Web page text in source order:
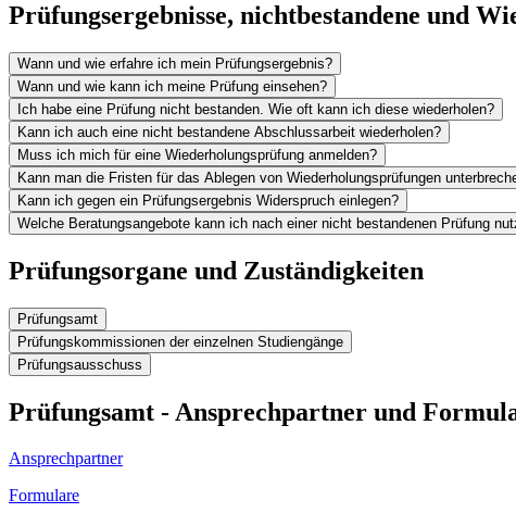
Prüfungsergebnisse, nichtbestandene und
Wann und wie erfahre ich mein Prüfungsergebnis?
Wann und wie kann ich meine Prüfung einsehen?
Ich habe eine Prüfung nicht bestanden. Wie oft kann ich diese wiederholen?
Kann ich auch eine nicht bestandene Abschlussarbeit wiederholen?
Muss ich mich für eine Wiederholungsprüfung anmelden?
Kann man die Fristen für das Ablegen von Wiederholungsprüfungen
Kann ich gegen ein Prüfungsergebnis Widerspruch einlegen?
Welche Beratungsangebote kann ich nach einer nicht bestandenen Prüfung
Prüfungsorgane und Zuständigkeiten
Prüfungsamt
Prüfungskommissionen der einzelnen Studiengänge
Prüfungsausschuss
Prüfungsamt - Ansprechpartner und
Ansprechpartner
Formulare